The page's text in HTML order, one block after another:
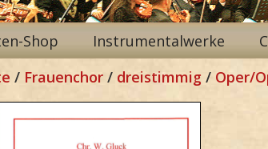
Shop Instrumentalwerke
/ Frauenchor / dreistimmig / Oper/